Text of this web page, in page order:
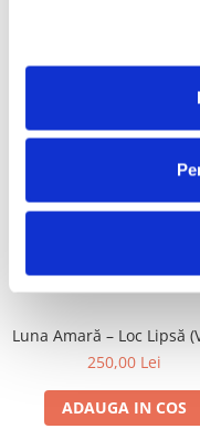
Cargo- Spiritus Sanctus
150,00 Lei
Luna Amară – Loc Lipsă
250,00 Lei
ADAUGA IN COS